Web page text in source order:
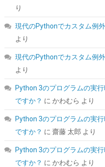
ORICO 2.5インチ HDD / SSD
ス UASP対応 5Gbps転送 6TB
( 5421709 GBP 3.54
こちら
り
現代のPythonでカスタム例
より
現代のPythonでカスタム例
より
Python 3のプログラムの実
ですか？ に かわむら より
Python 3のプログラムの実
ですか？ に 齋藤 太郎 より
Python 3のプログラムの実
ですか？ に かわむら より